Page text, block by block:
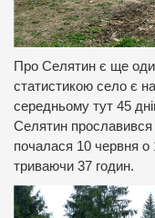
Про Селятин є ще
статистикою село є
середньому тут 45
Селятин
почалася 10 червня о
триваючи 37 годин.